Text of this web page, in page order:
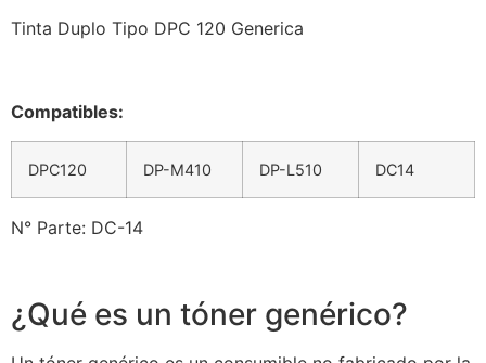
Tinta Duplo Tipo DPC 120 Generica
Compatibles:
DPC120 DP-M410 DP-L510 DC14
N° Parte: DC-14
¿Qué es un tóner genérico?